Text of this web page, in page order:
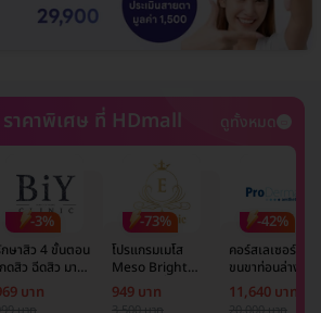
ราคาพิเศษ ที่ HDmall ดูทั้งหมด
-3%
ษาสิว 4 ขั้นตอน
ดสิว ฉีดสิว มาส์ก
า และฉายแสง)
ครั้งบาท
-73%
โปรแกรมเมโส
Meso Bright
จำนวนซีซีขึ้นอยู่กับ
แพทย์ประเมิน เพื่อ
949 บาท
-42%
คอร์สเลเซอร์กำจั
ขนขาท่อนล่าง 2
ข้าง 5 ครั้ง ด้วย
เลเซอร์
11,640 บาท